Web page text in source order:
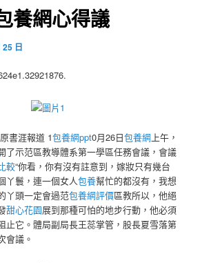
養網心得議
25 日
書涯報道 1包養網ppt0月26日包養網 上午，
了示范區教導體系第一學區任務會議，會議
較“你看，你有沒有註意到，嫁妝只有幾台
丫鬟，連一個女人包養幫忙的都沒有，我想
丫頭一定會過范包養網評價區教所以，他絕
甜心花園展到那種可怕的地步行動，他必須
止它。體局副局長王蕊掌管，股長夏雪落第
會議。